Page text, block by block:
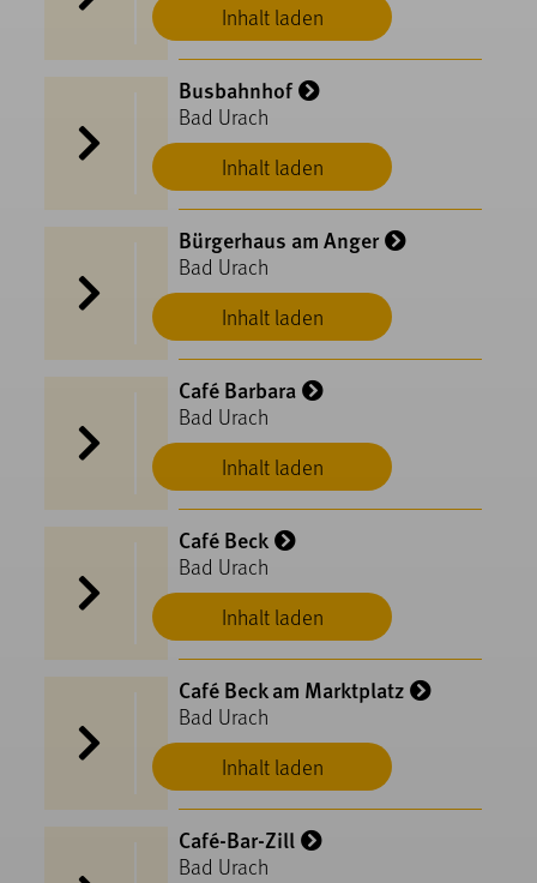
Inhalt laden
Inhalt laden
Busbahnhof
Bad Urach
Inhalt laden
Bürgerhaus am Anger
Bad Urach
Inhalt laden
Café Barbara
Bad Urach
Inhalt laden
Café Beck
Bad Urach
Inhalt laden
Café Beck am Marktplatz
Bad Urach
Café-Bar-Zill
Bad Urach